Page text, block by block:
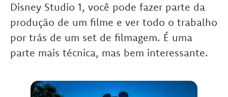
Disney Studio 1, você pode fazer parte da
produção de um filme e ver todo o trabalho
por trás de um set de filmagem. É uma
parte mais técnica, mas bem interessante.